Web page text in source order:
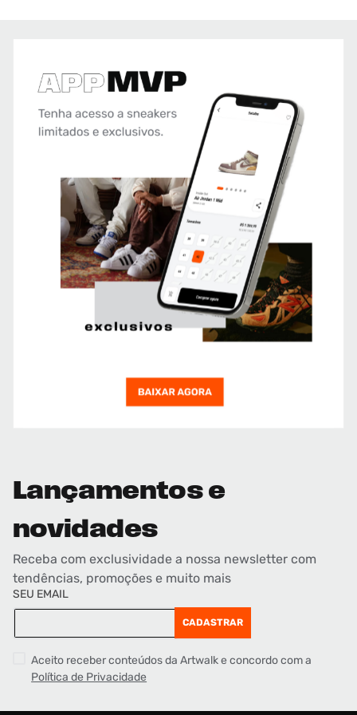
Lançamentos e
novidades
Receba com exclusividade a nossa newsletter com
tendências, promoções e muito mais
SEU EMAIL
CADASTRAR
Aceito receber conteúdos da Artwalk e concordo com a
Política de Privacidade